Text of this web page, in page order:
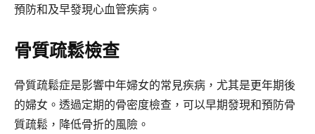
預防和及早發現心血管疾病。
骨質疏鬆檢查
骨質疏鬆症是影響中年婦女的常見疾病，尤其是更年期後
的婦女。透過定期的骨密度檢查，可以早期發現和預防骨
質疏鬆，降低骨折的風險。